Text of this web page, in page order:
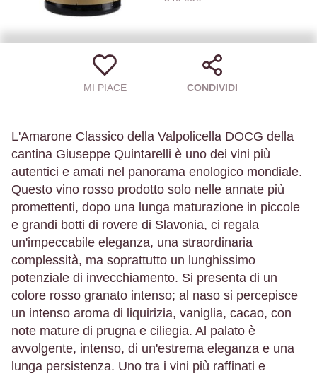
MI PIACE CONDIVIDI
L'Amarone Classico della Valpolicella DOCG della
cantina Giuseppe Quintarelli è uno dei vini più
autentici e amati nel panorama enologico mondiale.
Questo vino rosso prodotto solo nelle annate più
promettenti, dopo una lunga maturazione in piccole
e grandi botti di rovere di Slavonia, ci regala
un'impeccabile eleganza, una straordinaria
complessità, ma soprattutto un lunghissimo
potenziale di invecchiamento. Si presenta di un
colore rosso granato intenso; al naso si percepisce
un intenso aroma di liquirizia, vaniglia, cacao, con
note mature di prugna e ciliegia. Al palato è
avvolgente, intenso, di un'estrema eleganza e una
lunga persistenza. Uno tra i vini più raffinati e